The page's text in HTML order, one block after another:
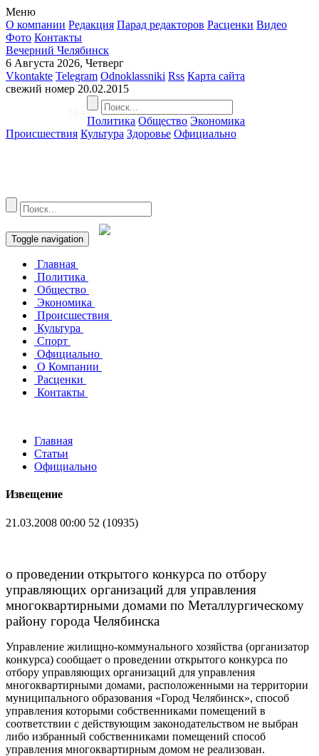
Меню
О компании Редакция Парад редакторов Расценки Видео
Фото Контакты
Вечерний Челябинск
6 Августа 2026, Четверг
Vkontakte Telegram Odnoklassniki Rss Карта сайта
свежий номер 20.02.2015
16+
Политика Общество Экономика
Происшествия Культура Здоровье Официально
Toggle navigation
Главная
Политика
Общество
Экономика
Происшествия
Культура
Спорт
Официально
О Компании
Расценки
Контакты
Главная
Статьи
Официально
Извещение
21.03.2008 00:00 52 (10935)
о проведении открытого конкурса по отбору
управляющих организаций для управления
многоквартирными домами по Металлургическому
району города Челябинска
Управление жилищно-коммунального хозяйства (организатор
конкурса) сообщает о проведении открытого конкурса по
отбору управляющих организаций для управления
многоквартирными домами, расположенными на территории
муниципального образования «Город Челябинск», способ
управления которыми собственниками помещений в
соответствии с действующим законодательством не выбран
либо избранный собственниками помещений способ
управления многоквартирным домом не реализован.